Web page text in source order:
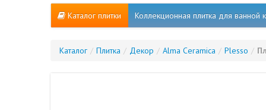
Каталог плитки Коллекционная плитка для ванной
Каталог / Плитка / Декор / Alma Ceramica / Plesso /